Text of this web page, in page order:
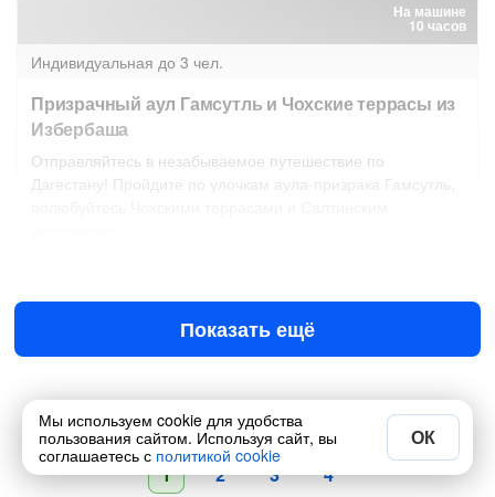
На машине
10 часов
Индивидуальная до 3 чел.
Призрачный аул Гамсутль и Чохские террасы из
Избербаша
Отправляйтесь в незабываемое путешествие по
Дагестану! Пройдите по улочкам аула-призрака Гамсутль,
16 000 ₽за всё до 3 чел.
Показать ещё
1 2 3 4
Мы используем cookie для удобства
пользования сайтом. Используя сайт, вы
соглашаетесь с политикой cookie
ОК